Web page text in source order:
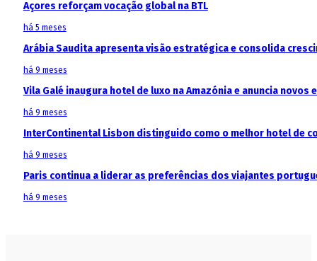
Açores reforçam vocação global na BTL
há 5 meses
Arábia Saudita apresenta visão estratégica e consolida
há 9 meses
Vila Galé inaugura hotel de luxo na Amazónia e anuncia
há 9 meses
InterContinental Lisbon distinguido como o melhor hotel de
há 9 meses
Paris continua a liderar as preferências dos viajantes
há 9 meses